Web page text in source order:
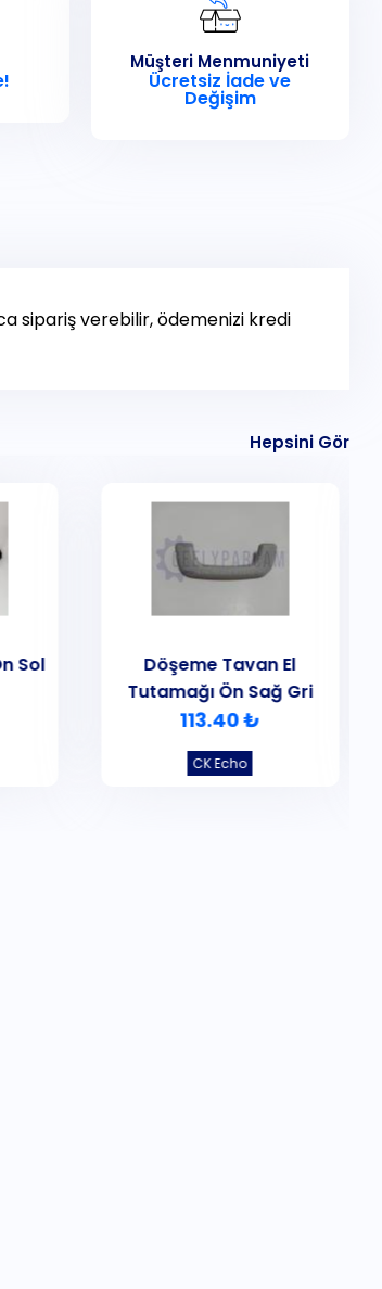
Müşteri Menmuniyeti
Ücretsiz İade ve
Değişim
sipariş verebilir, ödemenizi kredi
Hepsini Gör
Sol
CK Echo
Döşeme Tavan El
Tutamağı Ön Sağ Gri
113.40 ₺